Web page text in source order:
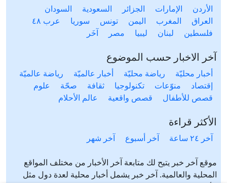
الأردن الإمارات الجزائر السعودية
السودان
العراق
المغرب اليمن تونس سوريا
عرب ٤٨
فلسطين
لبنان ليبيا مصر آخَر
آخر الاخبار حسب الموضوع
أخبار محليّة رياضة محليّة أخبار عالميّة
رياضة عالميّة
إقتصاد
منوّعات تكنولوجيا ثقافة صحّة
علوم
قصص للأطفال
قصص واقعية عالم الأحلام
الأكثر قراءة
آخر ٢٤ ساعة آخر أسبوع آخر شهر
موقع آخر خبر يتيح لك متابعة آخر الأخبار من مختلف المواقع
المحلية والعالمية. آخر خبر يشمل أخبار محلية لعدة دول مثل